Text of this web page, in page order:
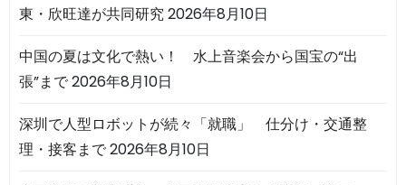
東・欣旺達が共同研究2026年8月10日
中国の夏は文化で熱い！ 水上音楽会から国宝の“出
張”まで2026年8月10日
深圳で人型ロボットが続々「就職」 仕分け・交通整
理・接客まで2026年8月10日